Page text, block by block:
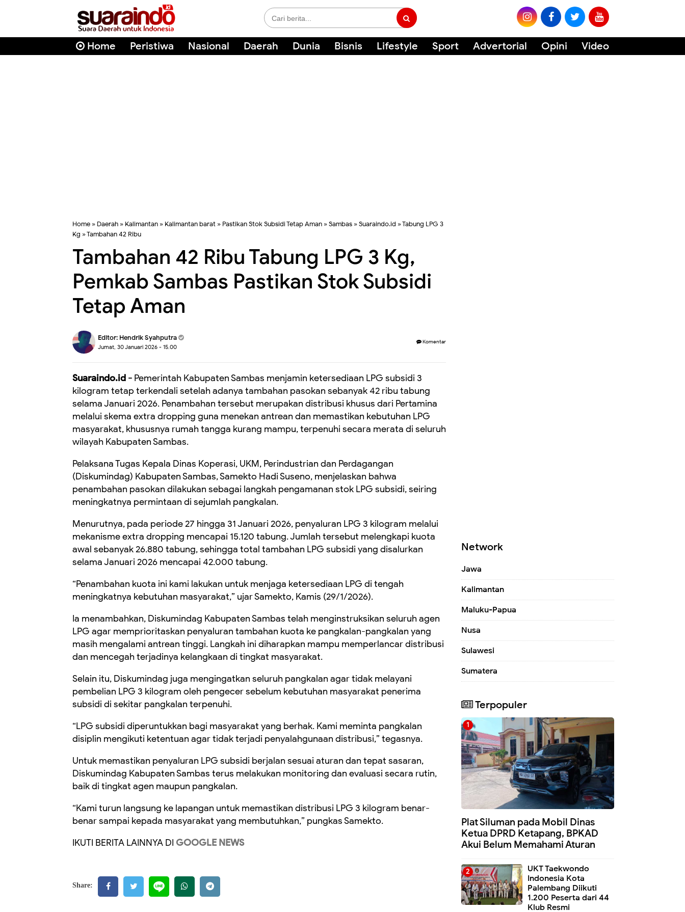
Home Peristiwa Nasional Daerah Dunia Bisnis Lifestyle Sport Advertorial Opini Video
Home » Daerah » Kalimantan » Kalimantan barat » Pastikan Stok Subsidi Tetap Aman »Sambas »Suaraindo.id »Tabung LPG 3
Kg »Tambahan 42 Ribu
Tambahan 42 Ribu Tabung LPG 3 Kg,
Pemkab Sambas Pastikan Stok Subsidi
Tetap Aman
Editor: Hendrik Syahputra
Jumat, 30 Januari 2026 - 15.00
Komentar
Suaraindo.id - Pemerintah Kabupaten Sambas menjamin ketersediaan LPG subsidi 3
kilogram tetap terkendali setelah adanya tambahan pasokan sebanyak 42 ribu tabung
selama Januari 2026. Penambahan tersebut merupakan distribusi khusus dari Pertamina
melalui skema extra dropping guna menekan antrean dan memastikan kebutuhan LPG
masyarakat, khususnya rumah tangga kurang mampu, terpenuhi secara merata di seluruh
wilayah Kabupaten Sambas.
Pelaksana Tugas Kepala Dinas Koperasi, UKM, Perindustrian dan Perdagangan
(Diskumindag) Kabupaten Sambas, Samekto Hadi Suseno, menjelaskan bahwa
penambahan pasokan dilakukan sebagai langkah pengamanan stok LPG subsidi, seiring
meningkatnya permintaan di sejumlah pangkalan.
Menurutnya, pada periode 27 hingga 31 Januari 2026, penyaluran LPG 3 kilogram melalui
mekanisme extra dropping mencapai 15.120 tabung. Jumlah tersebut melengkapi kuota
awal sebanyak 26.880 tabung, sehingga total tambahan LPG subsidi yang disalurkan
selama Januari 2026 mencapai 42.000 tabung.
“Penambahan kuota ini kami lakukan untuk menjaga ketersediaan LPG di tengah
meningkatnya kebutuhan masyarakat,” ujar Samekto, Kamis (29/1/2026).
Ia menambahkan, Diskumindag Kabupaten Sambas telah menginstruksikan seluruh agen
LPG agar memprioritaskan penyaluran tambahan kuota ke pangkalan-pangkalan yang
masih mengalami antrean tinggi. Langkah ini diharapkan mampu memperlancar distribusi
dan mencegah terjadinya kelangkaan di tingkat masyarakat.
Selain itu, Diskumindag juga mengingatkan seluruh pangkalan agar tidak melayani
pembelian LPG 3 kilogram oleh pengecer sebelum kebutuhan masyarakat penerima
subsidi di sekitar pangkalan terpenuhi.
“LPG subsidi diperuntukkan bagi masyarakat yang berhak. Kami meminta pangkalan
disiplin mengikuti ketentuan agar tidak terjadi penyalahgunaan distribusi,” tegasnya.
Untuk memastikan penyaluran LPG subsidi berjalan sesuai aturan dan tepat sasaran,
Diskumindag Kabupaten Sambas terus melakukan monitoring dan evaluasi secara rutin,
baik di tingkat agen maupun pangkalan.
“Kami turun langsung ke lapangan untuk memastikan distribusi LPG 3 kilogram benar-
benar sampai kepada masyarakat yang membutuhkan,” pungkas Samekto.
IKUTI BERITA LAINNYA DI GOOGLE NEWS
Share:
Network
Jawa
Kalimantan
Maluku-Papua
Nusa
Sulawesi
Sumatera
Terpopuler
Plat Siluman pada Mobil Dinas
Ketua DPRD Ketapang, BPKAD
Akui Belum Memahami Aturan
UKT Taekwondo
Indonesia Kota
Palembang Diikuti
1.200 Peserta dari 44
Klub Resmi